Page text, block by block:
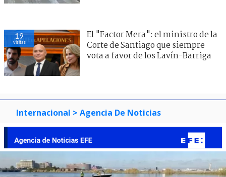
19
visitas
El "Factor Mera": el ministro de la
Corte de Santiago que siempre
vota a favor de los Lavín-Barriga
Internacional > Agencia De Noticias